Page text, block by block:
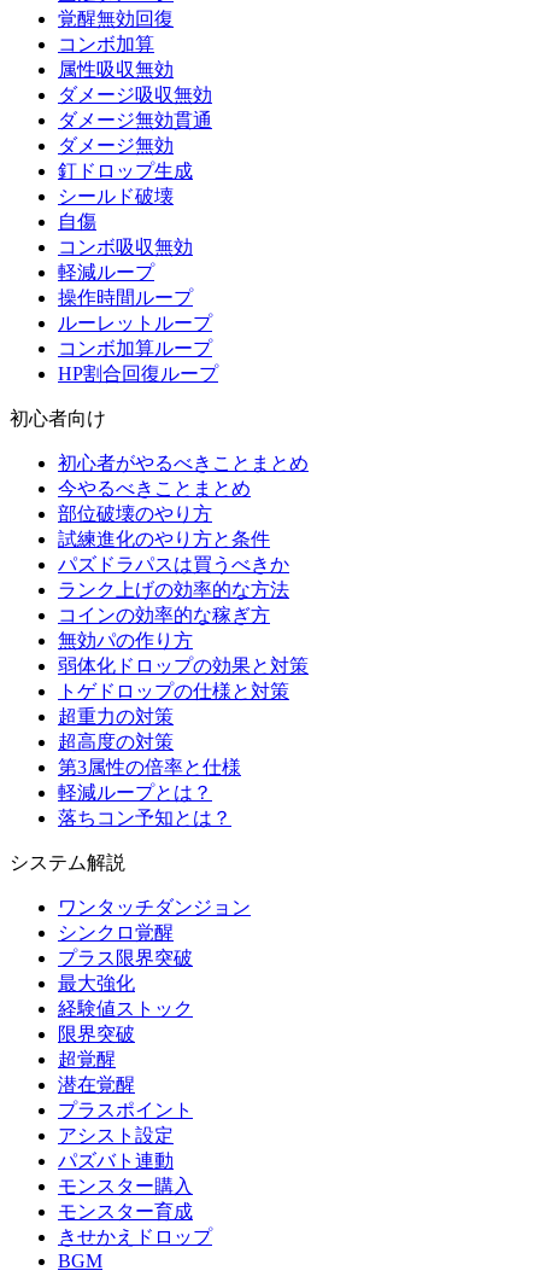
覚醒無効回復
コンボ加算
属性吸収無効
ダメージ吸収無効
ダメージ無効貫通
ダメージ無効
釘ドロップ生成
シールド破壊
自傷
コンボ吸収無効
軽減ループ
操作時間ループ
ルーレットループ
コンボ加算ループ
HP割合回復ループ
初心者向け
初心者がやるべきことまとめ
今やるべきことまとめ
部位破壊のやり方
試練進化のやり方と条件
パズドラパスは買うべきか
ランク上げの効率的な方法
コインの効率的な稼ぎ方
無効パの作り方
弱体化ドロップの効果と対策
トゲドロップの仕様と対策
超重力の対策
超高度の対策
第3属性の倍率と仕様
軽減ループとは？
落ちコン予知とは？
システム解説
ワンタッチダンジョン
シンクロ覚醒
プラス限界突破
最大強化
経験値ストック
限界突破
超覚醒
潜在覚醒
プラスポイント
アシスト設定
パズバト連動
モンスター購入
モンスター育成
きせかえドロップ
BGM